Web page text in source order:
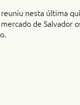
reuniu nesta última
de Salvador